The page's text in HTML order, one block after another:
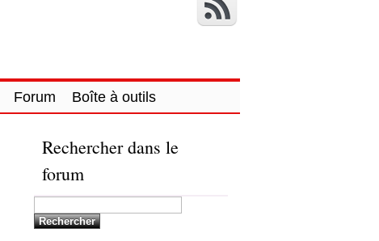
Forum Boîte à outils
Rechercher dans le
forum